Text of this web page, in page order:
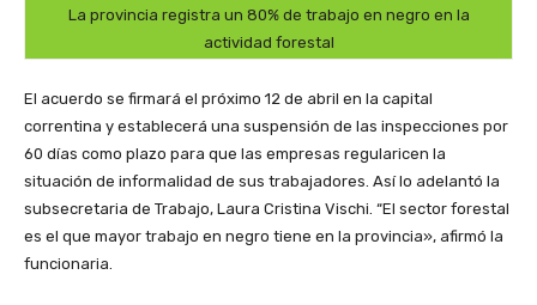
La provincia registra un 80% de trabajo en negro en la
actividad forestal
El acuerdo se firmará el próximo 12 de abril en la capital
correntina y establecerá una suspensión de las inspecciones por
60 días como plazo para que las empresas regularicen la
situación de informalidad de sus trabajadores. Así lo adelantó la
subsecretaria de Trabajo, Laura Cristina Vischi. “El sector forestal
es el que mayor trabajo en negro tiene en la provincia», afirmó la
funcionaria.